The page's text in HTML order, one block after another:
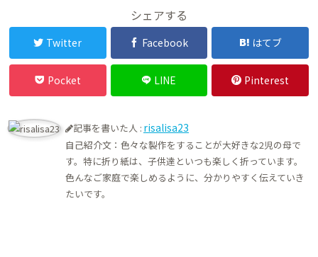
シェアする
Twitter Facebook はてブ
Pocket LINE Pinterest
記事を書いた人 : risalisa23
自己紹介文：色々な製作をすることが大好きな2児の母で
す。特に折り紙は、子供達といつも楽しく折っています。
色んなご家庭で楽しめるように、分かりやすく伝えていき
たいです。